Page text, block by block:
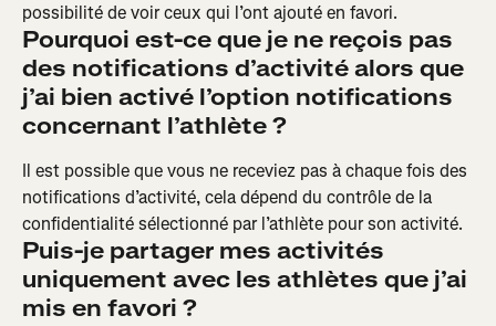
possibilité de voir ceux qui l’ont ajouté en favori.
Pourquoi est-ce que je ne reçois pas
des notifications d’activité alors que
j’ai bien activé l’option notifications
concernant l’athlète ?
Il est possible que vous ne receviez pas à chaque fois des
notifications d’activité, cela dépend du contrôle de la
confidentialité sélectionné par l’athlète pour son activité.
Puis-je partager mes activités
uniquement avec les athlètes que j’ai
mis en favori ?